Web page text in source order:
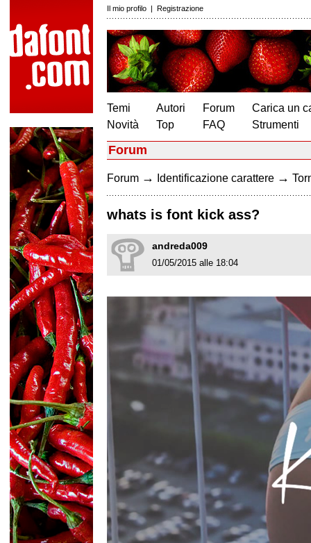
Il mio profilo | Registrazione
Temi
Novità
Autori
Top
Forum
FAQ
Carica un
Strumenti
Forum
Forum → Identificazione carattere →
whats is font kick ass?
andreda009
01/05/2015 alle 18:04